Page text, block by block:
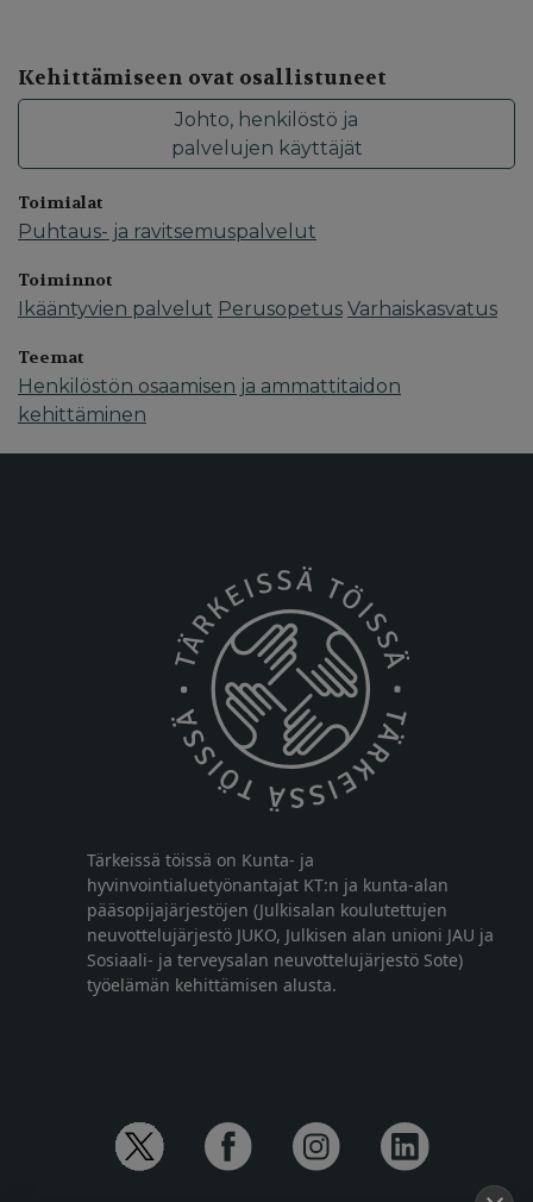
Kehittämiseen ovat osallistuneet
Johto, henkilöstö ja
palvelujen käyttäjät
Toimialat
Puhtaus- ja ravitsemuspalvelut
Toiminnot
Ikääntyvien palvelut Perusopetus Varhaiskasvatus
Teemat
Henkilöstön osaamisen ja ammattitaidon
kehittäminen
Tärkeissä töissä on Kunta- ja
hyvinvointialuetyönantajat KT:n ja kunta-alan
pääsopijajärjestöjen (Julkisalan koulutettujen
neuvottelujärjestö JUKO, Julkisen alan unioni JAU ja
Sosiaali- ja terveysalan neuvottelujärjestö Sote)
työelämän kehittämisen alusta.